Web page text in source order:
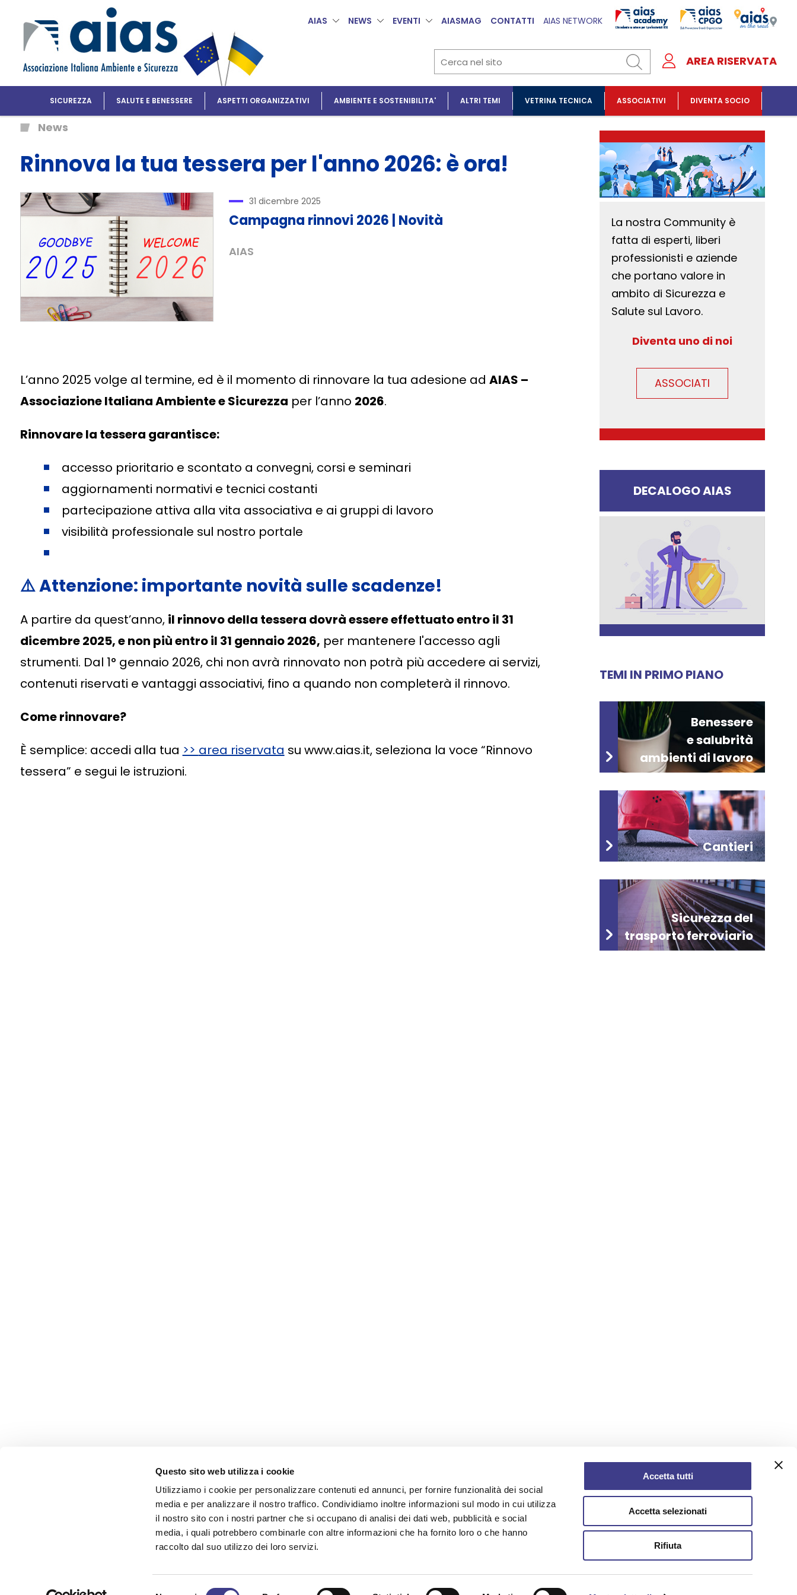
Questo sito web utilizza i cookie
Utilizziamo i cookie per personalizzare contenuti ed annunci, per fornire funzionalità dei social
media e per analizzare il nostro traffico. Condividiamo inoltre informazioni sul modo in cui utilizza
il nostro sito con i nostri partner che si occupano di analisi dei dati web, pubblicità e social
media, i quali potrebbero combinarle con altre informazioni che ha fornito loro o che hanno
raccolto dal suo utilizzo dei loro servizi.
Accetta tutti
Accetta selezionati
Rifiuta
AIAS NEWS EVENTI AIASMAG CONTATTI AIAS NETWORK
AREA RISERVATA
SICUREZZA SALUTE E BENESSERE ASPETTI ORGANIZZATIVI AMBIENTE E SOSTENIBILITA' ALTRI TEMI VETRINA TECNICA ASSOCIATIVI DIVENTA SOCIO
News
Rinnova la tua tessera per l'anno 2026: è ora!
31 dicembre 2025
Campagna rinnovi 2026 | Novità
AIAS
L’anno 2025 volge al termine, ed è il momento di rinnovare la tua adesione ad AIAS –
Associazione Italiana Ambiente e Sicurezza per l’anno 2026.
Rinnovare la tessera garantisce:
accesso prioritario e scontato a convegni, corsi e seminari
aggiornamenti normativi e tecnici costanti
partecipazione attiva alla vita associativa e ai gruppi di lavoro
visibilità professionale sul nostro portale
⚠️Attenzione: importante novità sulle scadenze!
A partire da quest’anno, il rinnovo della tessera dovrà essere effettuato entro il 31
dicembre 2025, e non più entro il 31 gennaio 2026, per mantenere l'accesso agli
strumenti. Dal 1° gennaio 2026, chi non avrà rinnovato non potrà più accedere ai servizi,
contenuti riservati e vantaggi associativi, fino a quando non completerà il rinnovo.
Come rinnovare?
È semplice: accedi alla tua >> area riservata su www.aias.it, seleziona la voce “Rinnovo
tessera” e segui le istruzioni.
La nostra Community è
fatta di esperti, liberi
professionisti e aziende
che portano valore in
ambito di Sicurezza e
Salute sul Lavoro.
Diventa uno di noi
ASSOCIATI
DECALOGO AIAS
TEMI IN PRIMO PIANO
Benessere
e salubrità
ambienti di lavoro
Cantieri
Sicurezza del
trasporto ferroviario
AIAS. QUANDO PENSI SICUREZZA CONTATTI AIAS
AIAS - Associazione Italiana Ambiente e
Sicurezza